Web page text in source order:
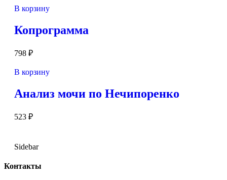
В корзину
Копрограмма
798 ₽
В корзину
Анализ мочи по Нечипоренко
523 ₽
Sidebar
Контакты